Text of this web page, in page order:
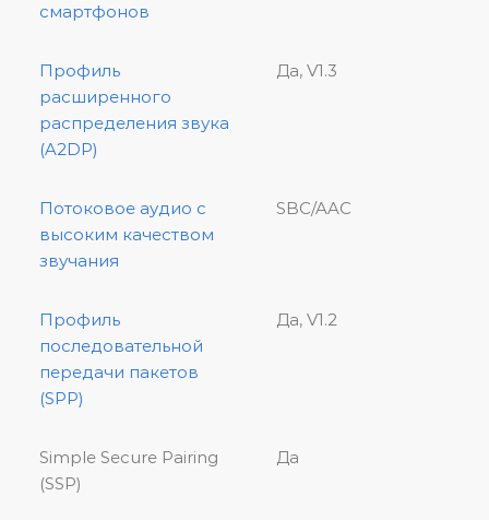
смартфонов
Профиль
расширенного
распределения звука
(A2DP)
Да, V1.3
Потоковое аудио с
высоким качеством
звучания
SBC/AAC
Профиль
последовательной
передачи пакетов
(SPP)
Да, V1.2
Simple Secure Pairing
(SSP)
Да